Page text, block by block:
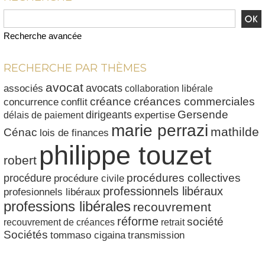
Recherche avancée
RECHERCHE PAR THÈMES
associés avocatavocats collaboration libérale
concurrence conflit créance créances commerciales
délais de paiement dirigeants expertise Gersende
Cénac lois de finances marie perrazi mathilde
robert philippe touzet
procédure procédure civile procédures collectives
profesionnels libéraux professionnels libéraux
professions libérales recouvrement
recouvrement de créances réforme retrait société
Sociétés tommaso cigaina transmission